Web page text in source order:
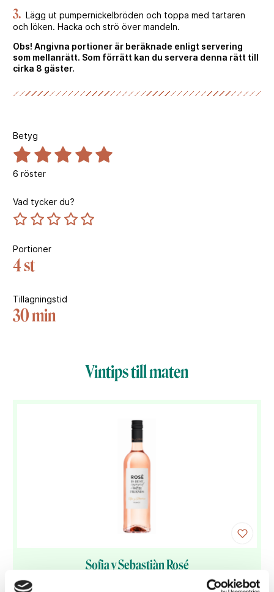
3. Lägg ut pumpernickelbröden och toppa med tartaren
och löken. Hacka och strö över mandeln.
Obs! Angivna portioner är beräknade enligt servering
som mellanrätt. Som förrätt kan du servera denna rätt till
cirka 8 gäster.
Betyg
6 röster
Vad tycker du?
Portioner
4 st
Tillagningstid
30 min
Vintips till maten
Sofia y Sebastiàn Rosé